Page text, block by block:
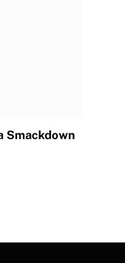
Smackdown